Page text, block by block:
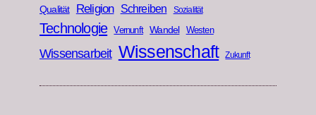
Qualität Religion Schreiben Sozialität
Technologie Vernunft Wandel Westen
Wissensarbeit Wissenschaft Zukunft